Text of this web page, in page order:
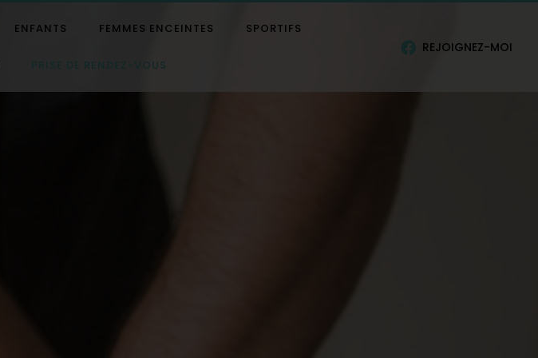
ENFANTS FEMMES ENCEINTES SPORTIFS
PRISE DE RENDEZ-VOUS
REJOIGNEZ-MOI